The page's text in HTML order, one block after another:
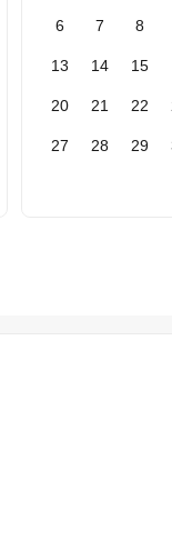
6 7 8
13 14 15
20 21 22
27 28 29